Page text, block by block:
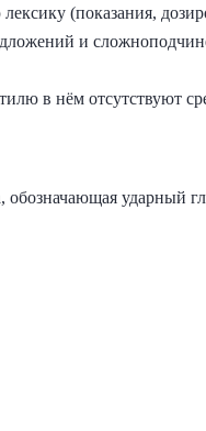
(показания,
и
в нём отсутствуют
обозначающая ударный